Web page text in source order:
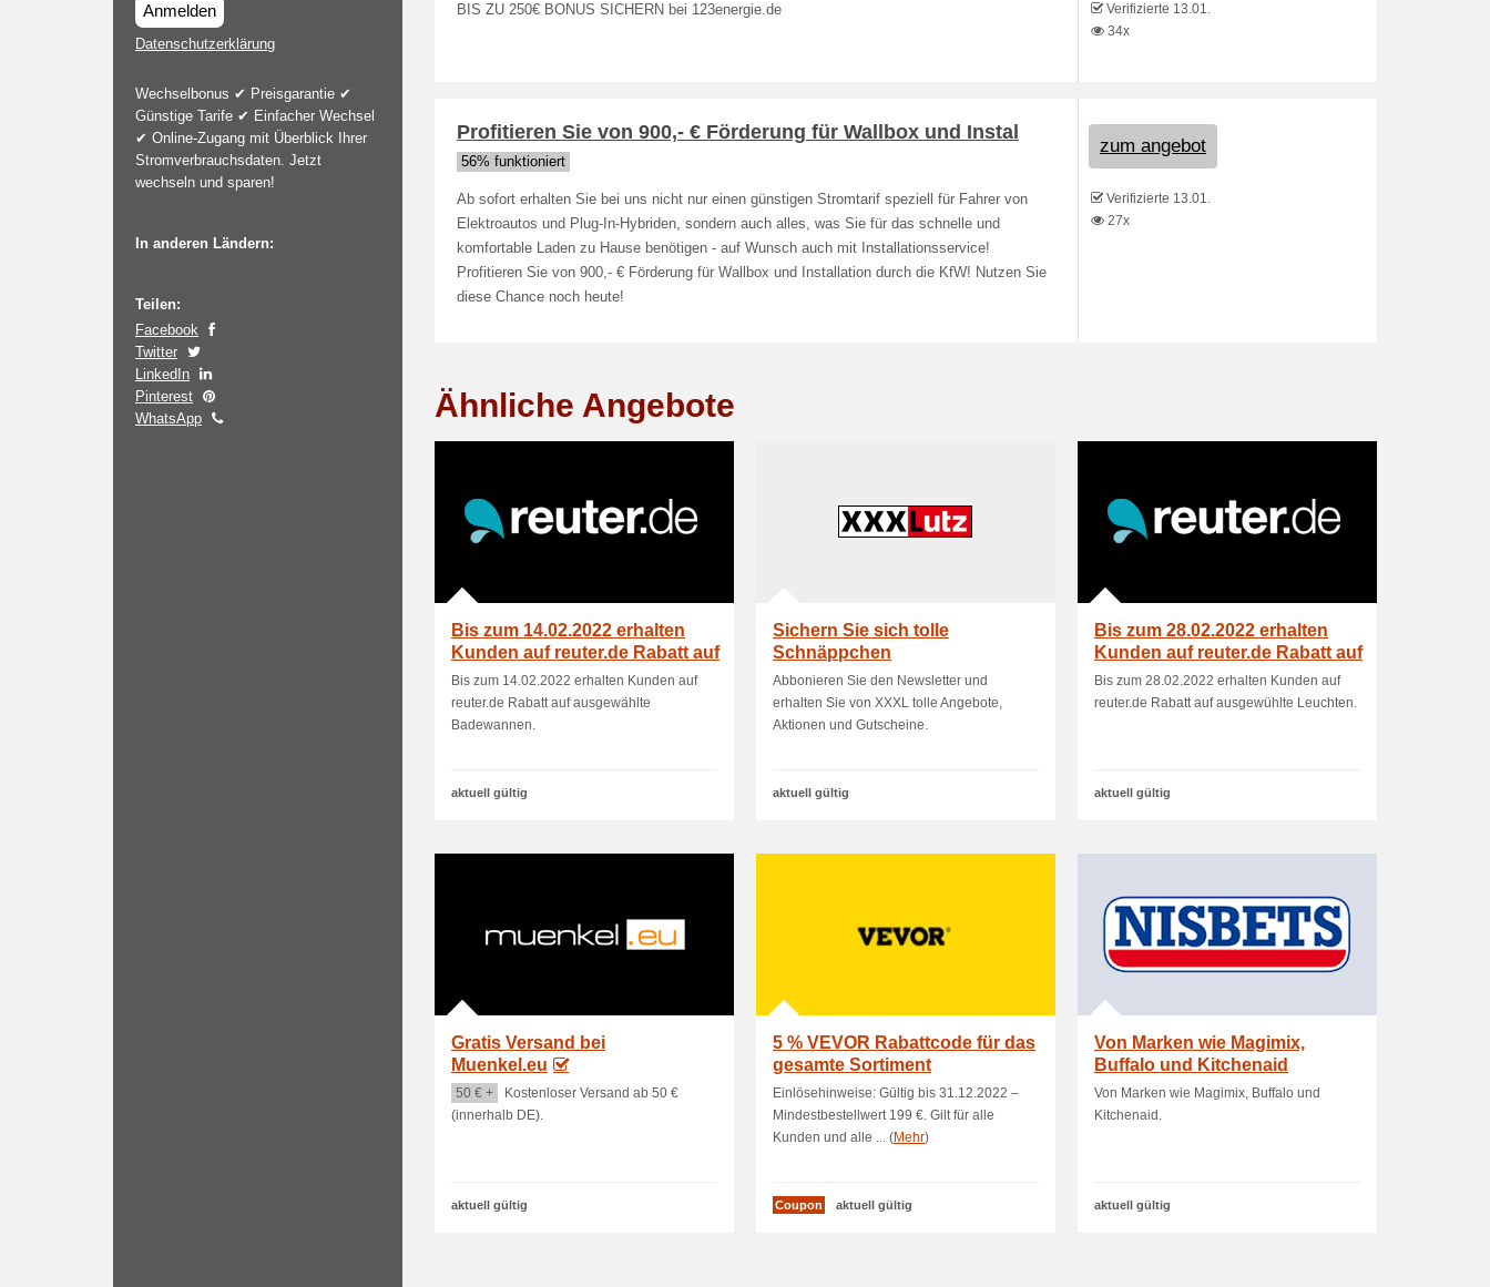
Anmelden
Datenschutzerklärung
Wechselbonus ✔ Preisgarantie ✔
Günstige Tarife ✔ Einfacher Wechsel
✔ Online-Zugang mit Überblick Ihrer
Stromverbrauchsdaten. Jetzt
wechseln und sparen!
In anderen Ländern:
Teilen:
Facebook
Twitter
LinkedIn
Pinterest
WhatsApp
BIS ZU 250€ BONUS SICHERN bei 123energie.de
Verifizierte 13.01.
34x
Profitieren Sie von 900,- € Förderung für Wallbox und Instal
56% funktioniert
Ab sofort erhalten Sie bei uns nicht nur einen günstigen Stromtarif speziell für Fahrer von
Elektroautos und Plug-In-Hybriden, sondern auch alles, was Sie für das schnelle und
komfortable Laden zu Hause benötigen - auf Wunsch auch mit Installationsservice!
Profitieren Sie von 900,- € Förderung für Wallbox und Installation durch die KfW! Nutzen Sie
diese Chance noch heute!
zum angebot
Verifizierte 13.01.
27x
Ähnliche Angebote
Bis zum 14.02.2022 erhalten
Kunden auf reuter.de Rabatt auf
ausgewä.
Bis zum 14.02.2022 erhalten Kunden auf
reuter.de Rabatt auf ausgewählte
Badewannen.
aktuell gültig
Sichern Sie sich tolle
Schnäppchen
Abbonieren Sie den Newsletter und
erhalten Sie von XXXL tolle Angebote,
Aktionen und Gutscheine.
aktuell gültig
Bis zum 28.02.2022 erhalten
Kunden auf reuter.de Rabatt auf
ausgewü.
Bis zum 28.02.2022 erhalten Kunden auf
reuter.de Rabatt auf ausgewühlte Leuchten.
aktuell gültig
Gratis Versand bei
Muenkel.eu
50 € +
Kostenloser Versand ab 50 €
(innerhalb DE).
aktuell gültig
5 % VEVOR Rabattcode für das
gesamte Sortiment
Einlösehinweise: Gültig bis 31.12.2022 –
Mindestbestellwert 199 €. Gilt für alle
Kunden und alle ... (Mehr)
Coupon aktuell gültig
Von Marken wie Magimix,
Buffalo und Kitchenaid
Von Marken wie Magimix, Buffalo und
Kitchenaid.
aktuell gültig